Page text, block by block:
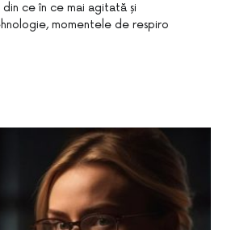
ce în ce mai agitată și
momentele de respiro